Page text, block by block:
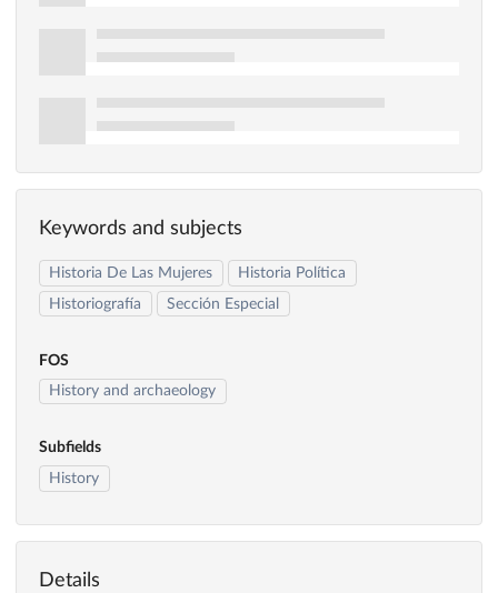
Keywords and subjects
Historia De Las Mujeres
Historia Política
Historiografía
Sección Especial
FOS
History and archaeology
Subfields
History
Details